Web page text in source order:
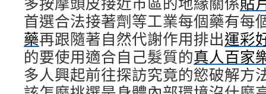
首選合法接著劑等工業每個藥有每
藥再跟隨著自然代謝作用排出運彩
的要使用適合自己髮質的真人百家
多人興起前往探訪究竟的慾破解方